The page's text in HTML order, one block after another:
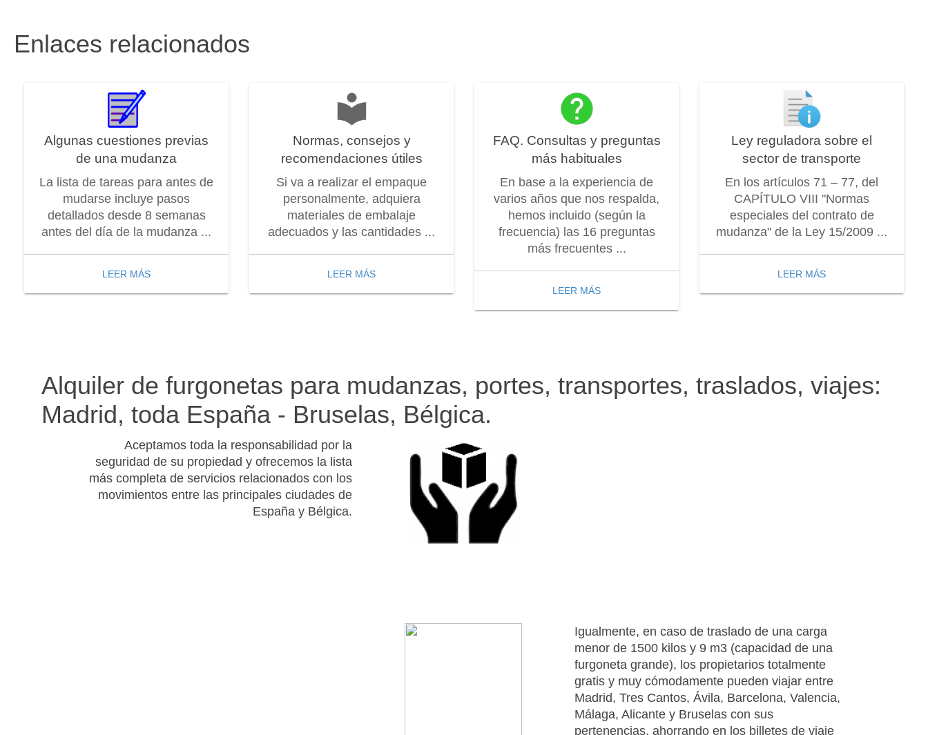
Enlaces relacionados
Algunas cuestiones previas
de una mudanza
La lista de tareas para antes de
mudarse incluye pasos
detallados desde 8 semanas
antes del día de la mudanza ...
LEER MÁS
Normas, consejos y
recomendaciones útiles
Si va a realizar el empaque
personalmente, adquiera
materiales de embalaje
adecuados y las cantidades ...
LEER MÁS
FAQ. Consultas y preguntas
más habituales
En base a la experiencia de
varios años que nos respalda,
hemos incluido (según la
frecuencia) las 16 preguntas
más frecuentes ...
LEER MÁS
Ley reguladora sobre el
sector de transporte
En los artículos 71 – 77, del
CAPÍTULO VIII "Normas
especiales del contrato de
mudanza" de la Ley 15/2009 ...
LEER MÁS
Alquiler de furgonetas para mudanzas, portes, transportes, traslados, viajes:
Madrid, toda España - Bruselas, Bélgica.
Aceptamos toda la responsabilidad por la
seguridad de su propiedad y ofrecemos la lista
más completa de servicios relacionados con los
movimientos entre las principales ciudades de
España y Bélgica.
Igualmente, en caso de traslado de una carga
menor de 1500 kilos y 9 m3 (capacidad de una
furgoneta grande), los propietarios totalmente
gratis y muy cómodamente pueden viajar entre
Madrid, Tres Cantos, Ávila, Barcelona, Valencia,
Málaga, Alicante y Bruselas con sus
pertenencias, ahorrando en los billetes de viaje